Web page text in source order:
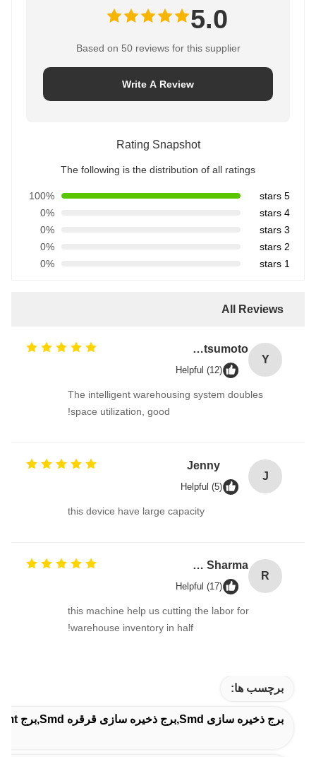
5.0
Based on 50 reviews for this supplier
Write A Review
Rating Snapshot
The following is the distribution of all ratings
5 stars
100%
4 stars
0%
3 stars
0%
2 stars
0%
1 stars
0%
All Reviews
Y
Yuta Matsumoto
Helpful (12)
The intelligent warehousing system doubles
space utilization, good!
J
Jenny
Helpful (5)
this device have large capacity
R
Rajiv Sharma
Helpful (17)
this machine help us cutting the labor for
warehouse inventory in half!
برچسب ها:
برج ذخیره سازی Smd,برج ذخیره سازی قرقره Smd,برج Smt